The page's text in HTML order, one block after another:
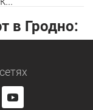
в Гродно: